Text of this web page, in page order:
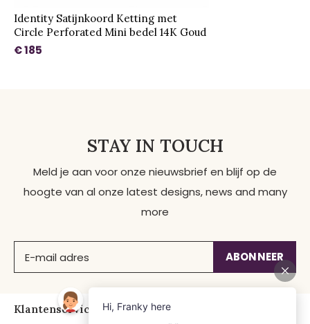
Identity Satijnkoord Ketting met
Circle Perforated Mini bedel 14K Goud
€ 185
STAY IN TOUCH
Meld je aan voor onze nieuwsbrief en blijf op de
hoogte van al onze latest designs, news and many
more
ABONNEER
Klantenservice